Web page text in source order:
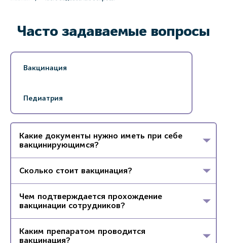
Часто задаваемые вопросы
Вакцинация
Педиатрия
Какие документы нужно иметь при себе
вакцинирующимся?
Сколько стоит вакцинация?
Чем подтверждается прохождение
вакцинации сотрудников?
Каким препаратом проводится
вакцинация?